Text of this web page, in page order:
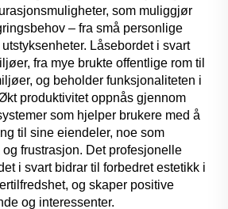
som muliggjør
– fra små personlige
Låsebordet i svart
fra mye brukte offentlige rom til
og beholder funksjonaliteten i
produktivitet oppnås gjennom
som hjelper brukere med å
til sine eiendeler, noe som
frustrasjon. Det profesjonelle
i svart bidrar til forbedret estetikk i
og skaper positive
og interessenter.